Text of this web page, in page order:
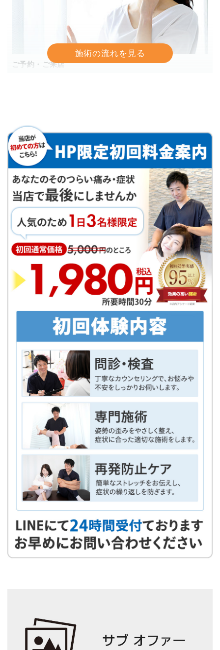
ご予約・ご来店
2
問診票の記入
待合室で問診票に今の状態を記入してもらいます。
問診・カウンセリング
患者様の身体の状態を知るために、問診票に沿ってカウ
ンセリングを行います。
不安な事や、心配な点などございましたら遠慮なくご相
談下さい。
4